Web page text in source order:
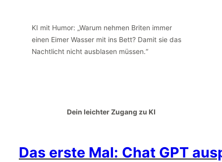
KI mit Humor: „Warum nehmen Briten immer
einen Eimer Wasser mit ins Bett? Damit sie das
Nachtlicht nicht ausblasen müssen.“
Dein leichter Zugang zu KI
Das erste Mal: Chat GPT